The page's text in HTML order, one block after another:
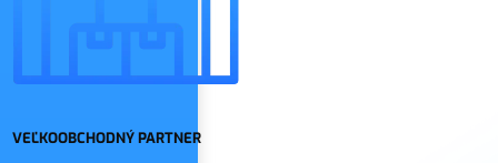
VEĽKOOBCHODNÝ PARTNER